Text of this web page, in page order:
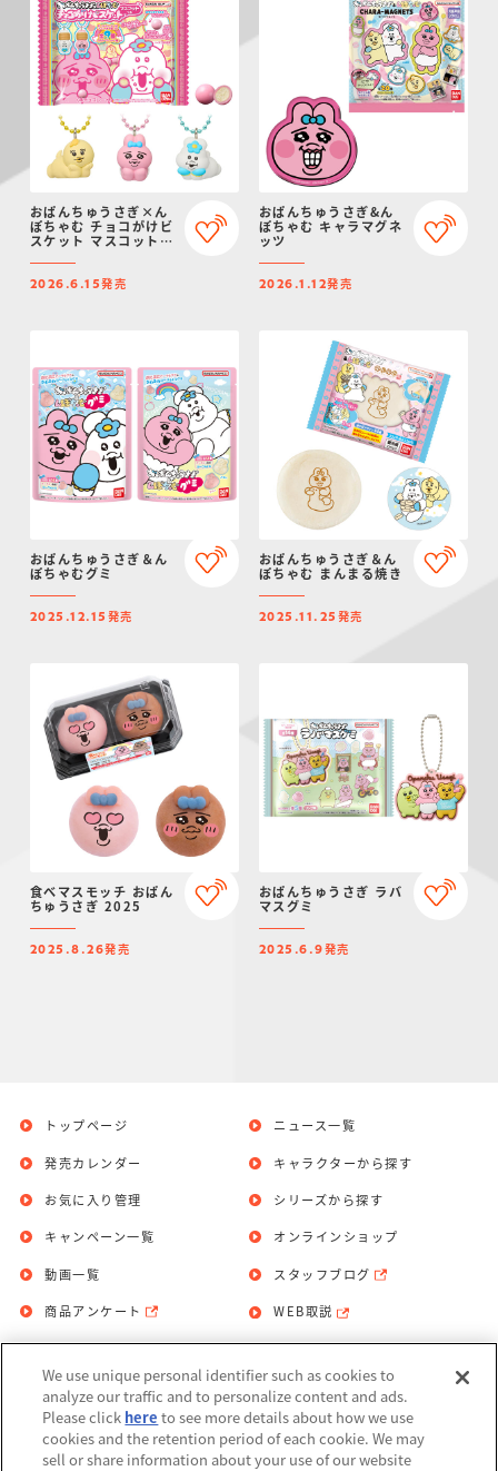
おぱんちゅうさぎ×ん
ぽちゃむ チョコがけビ
スケット マスコットつ
2026.6.15発売
おぱんちゅうさぎ&ん
ぽちゃむ キャラマグネ
ッツ
2026.1.12発売
おぱんちゅうさぎ＆ん
ぽちゃむグミ
2025.12.15 発売
おぱんちゅうさぎ＆ん
ぽちゃむ まんまる焼き
2025.11.25 発売
食べマスモッチ おぱん
ちゅうさぎ 2025
2025.8.26発売
おぱんちゅうさぎ ラバ
マスグミ
2025.6.9発売
トップページ
発売カレンダー
お気に入り管理
ニュース一覧
キャラクターから探す
シリーズから探す
キャンペーン一覧
動画一覧
商品アンケート
オンラインショップ
スタッフブログ
WEB取説
お問い合わせ 個人情報保護方針
利用規約
Do Not Sell or Share My Personal
We use unique personal identifier such as cookies to
analyze our traffic and to personalize content and ads.
Please click here to see more details about how we use
cookies and the retention period of each cookie. We may
sell or share information about your use of our website